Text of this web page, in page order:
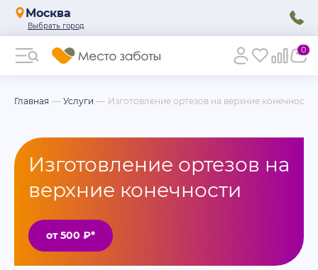
Москва
0
Главная Услуги Изготовление ортезов на верхние конечности
Изготовление ортезов на
верхние конечности
от 500 ₽*